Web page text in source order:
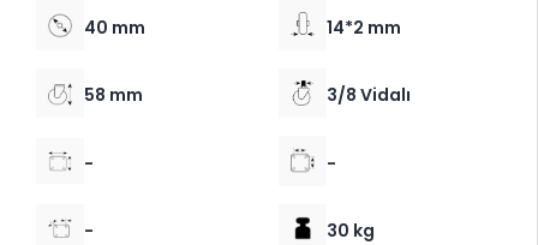
40 mm 14*2 mm
58 mm 3/8 Vidalı
- -
- 30 kg